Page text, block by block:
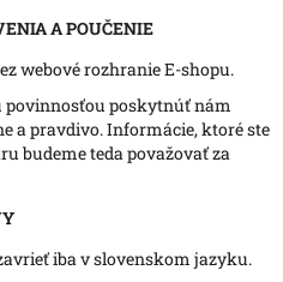
A POUČENIE
webové rozhranie E-shopu.
povinnosťou poskytnúť nám
a pravdivo. Informácie, ktoré ste
budeme teda považovať za
iba v slovenskom jazyku.